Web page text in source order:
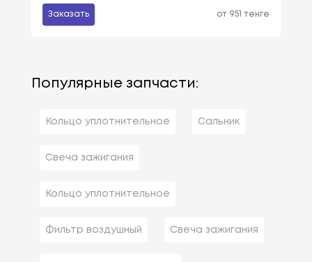
Заказать от 951 тенге
Популярные запчасти:
Кольцо уплотнительное Сальник
Свеча зажигания
Кольцо уплотнительное
Фильтр воздушный Свеча зажигания